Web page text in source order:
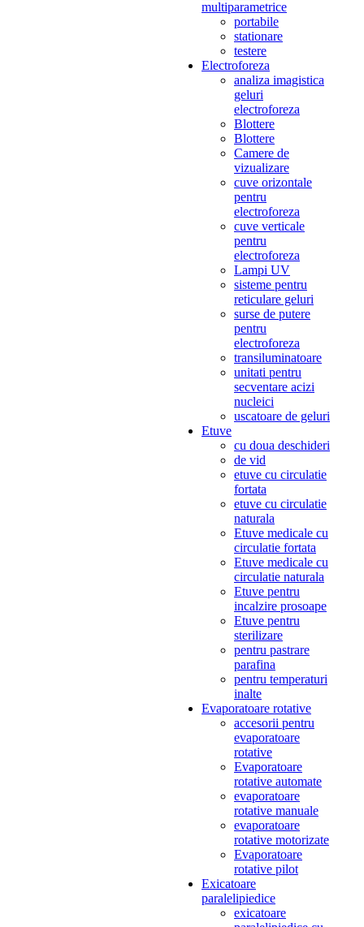
multiparametrice
portabile
stationare
testere
Electroforeza
analiza imagistica
geluri
electroforeza
Blottere
Blottere
Camere de
vizualizare
cuve orizontale
pentru
electroforeza
cuve verticale
pentru
electroforeza
Lampi UV
sisteme pentru
reticulare geluri
surse de putere
pentru
electroforeza
transiluminatoare
unitati pentru
secventare acizi
nucleici
uscatoare de geluri
Etuve
cu doua deschideri
de vid
etuve cu circulatie
fortata
etuve cu circulatie
naturala
Etuve medicale cu
circulatie fortata
Etuve medicale cu
circulatie naturala
Etuve pentru
incalzire prosoape
Etuve pentru
sterilizare
pentru pastrare
parafina
pentru temperaturi
inalte
Evaporatoare rotative
accesorii pentru
evaporatoare
rotative
Evaporatoare
rotative automate
evaporatoare
rotative manuale
evaporatoare
rotative motorizate
Evaporatoare
rotative pilot
Exicatoare
paralelipiedice
exicatoare